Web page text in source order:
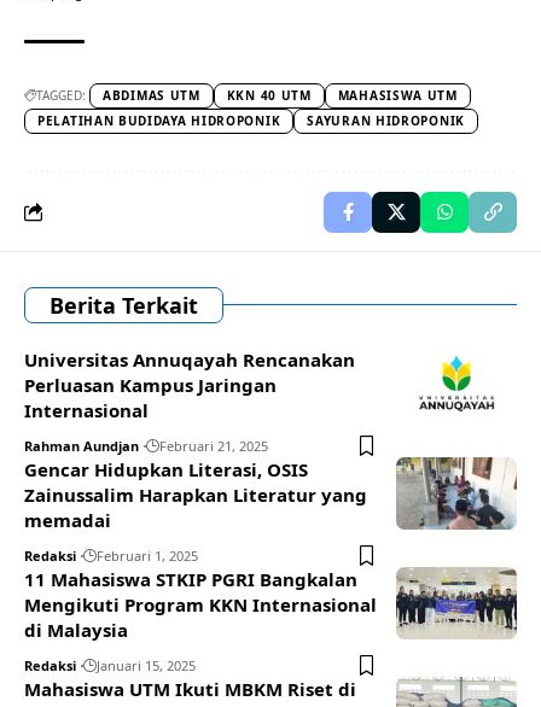
TAGGED: ABDIMAS UTM KKN 40 UTM
MAHASISWA UTM
PELATIHAN BUDIDAYA HIDROPONIK
SAYURAN HIDROPONIK
Berita Terkait
Universitas Annuqayah Rencanakan
Perluasan Kampus Jaringan
Internasional
Rahman Aundjan Februari 21, 2025
Gencar Hidupkan Literasi, OSIS
Zainussalim Harapkan Literatur yang
memadai
Redaksi Februari 1, 2025
11 Mahasiswa STKIP PGRI Bangkalan
Mengikuti Program KKN Internasional
di Malaysia
Redaksi Januari 15, 2025
Mahasiswa UTM Ikuti MBKM Riset di